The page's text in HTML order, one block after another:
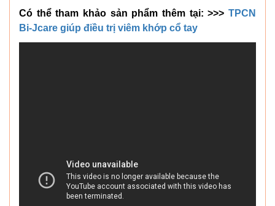
Có thể tham khảo sản phẩm thêm tại: >>> TPCN
Bi-Jcare giúp điều trị viêm khớp cổ tay